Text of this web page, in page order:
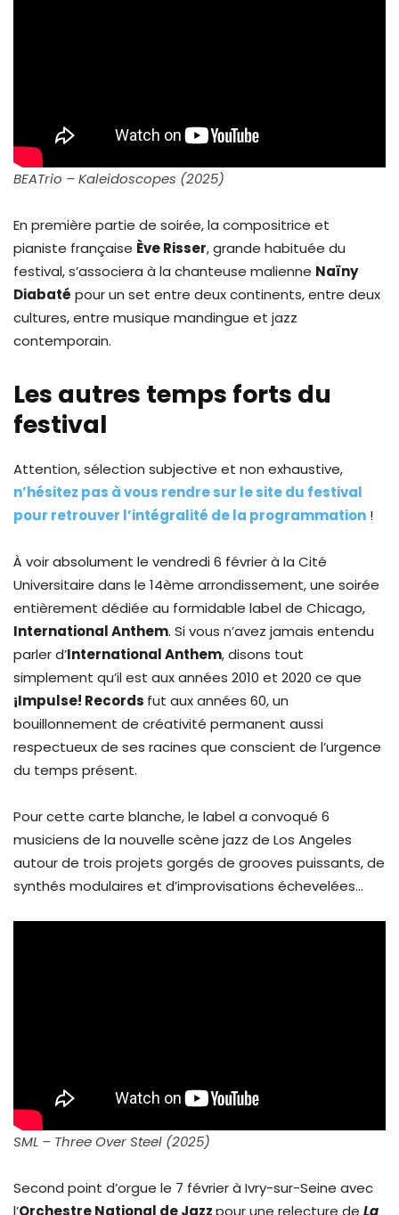
BEATrio ‎– Kaleidoscopes (2025)
En première partie de soirée, la compositrice et
pianiste française Ève Risser, grande habituée du
festival, s’associera à la chanteuse malienne Naïny
Diabaté pour un set entre deux continents, entre deux
cultures, entre musique mandingue et jazz
contemporain.
Les autres temps forts du
festival
Attention, sélection subjective et non exhaustive,
n’hésitez pas à vous rendre sur le site du festival
pour retrouver l’intégralité de la programmation !
À voir absolument le vendredi 6 février à la Cité
Universitaire dans le 14ème arrondissement, une soirée
entièrement dédiée au formidable label de Chicago,
International Anthem. Si vous n’avez jamais entendu
parler d’International Anthem, disons tout
simplement qu’il est aux années 2010 et 2020 ce que
¡Impulse! Records fut aux années 60, un
bouillonnement de créativité permanent aussi
respectueux de ses racines que conscient de l’urgence
du temps présent.
Pour cette carte blanche, le label a convoqué 6
musiciens de la nouvelle scène jazz de Los Angeles
autour de trois projets gorgés de grooves puissants, de
synthés modulaires et d’improvisations échevelées…
SML – Three Over Steel (2025)
Second point d’orgue le 7 février à Ivry-sur-Seine avec
l’Orchestre National de Jazzpour une relecture de La